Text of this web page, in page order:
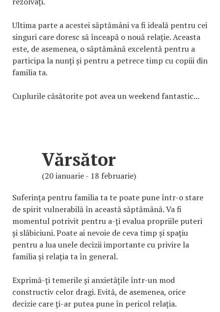
Ultima parte a acestei săptămâni va fi ideală pentru cei
singuri care doresc să înceapă o nouă relație. Aceasta
este, de asemenea, o săptămână excelentă pentru a
participa la nunți și pentru a petrece timp cu copiii din
familia ta.
Cuplurile căsătorite pot avea un weekend fantastic...
Vărsător
(20 ianuarie - 18 februarie)
Suferința pentru familia ta te poate pune într-o stare
de spirit vulnerabilă în această săptămână. Va fi
momentul potrivit pentru a-ți evalua propriile puteri
și slăbiciuni. Poate ai nevoie de ceva timp și spațiu
pentru a lua unele decizii importante cu privire la
familia și relația ta în general.
Exprimă-ți temerile și anxietățile într-un mod
constructiv celor dragi. Evită, de asemenea, orice
decizie care ți-ar putea pune în pericol relația.